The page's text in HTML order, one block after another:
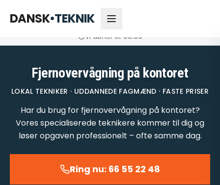
DANSK•TEKNIK
Åbner kl. 09:00
Vi åbner kl. 09:00
Fjernovervågning på kontoret
LOKAL TEKNIKER · UDDANNEDE FAGMÆND · FASTE PRISER
Har du brug for fjernovervågning på kontoret?
Vores specialiserede teknikere kommer til dig og
løser opgaven professionelt – ofte samme dag.
Ring nu: 66 55 22 48